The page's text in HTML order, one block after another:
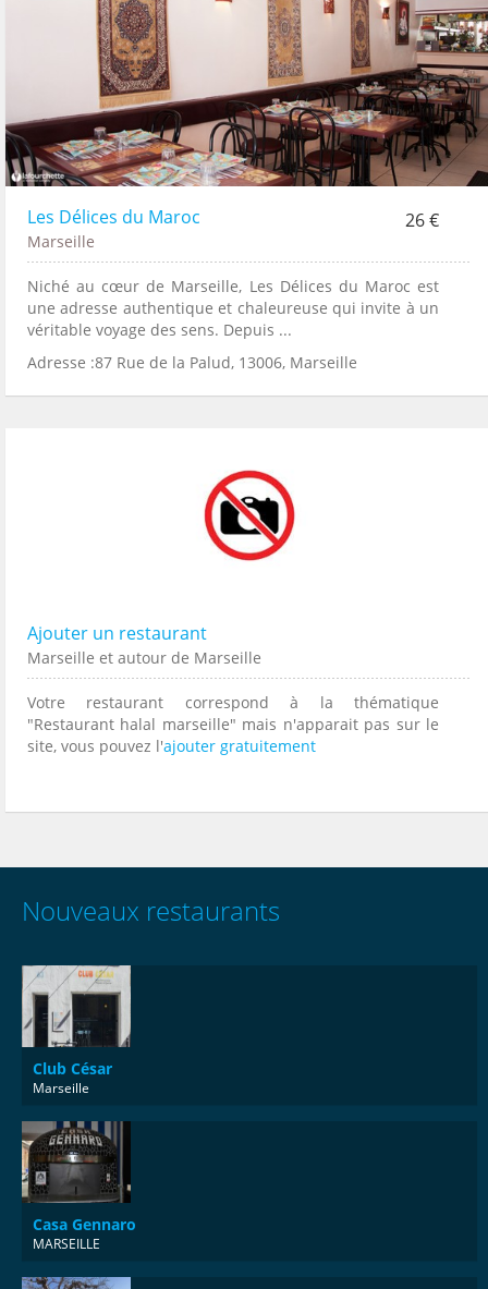
Les Délices du Maroc 26 €
Marseille
Niché au cœur de Marseille, Les Délices du Maroc est
une adresse authentique et chaleureuse qui invite à un
véritable voyage des sens. Depuis ...
Adresse :87 Rue de la Palud, 13006, Marseille
Ajouter un restaurant
Marseille et autour de Marseille
Votre restaurant correspond à la thématique
"Restaurant halal marseille" mais n'apparait pas sur le
site, vous pouvez l'ajouter gratuitement
Nouveaux restaurants
Club César
Marseille
Casa Gennaro
MARSEILLE